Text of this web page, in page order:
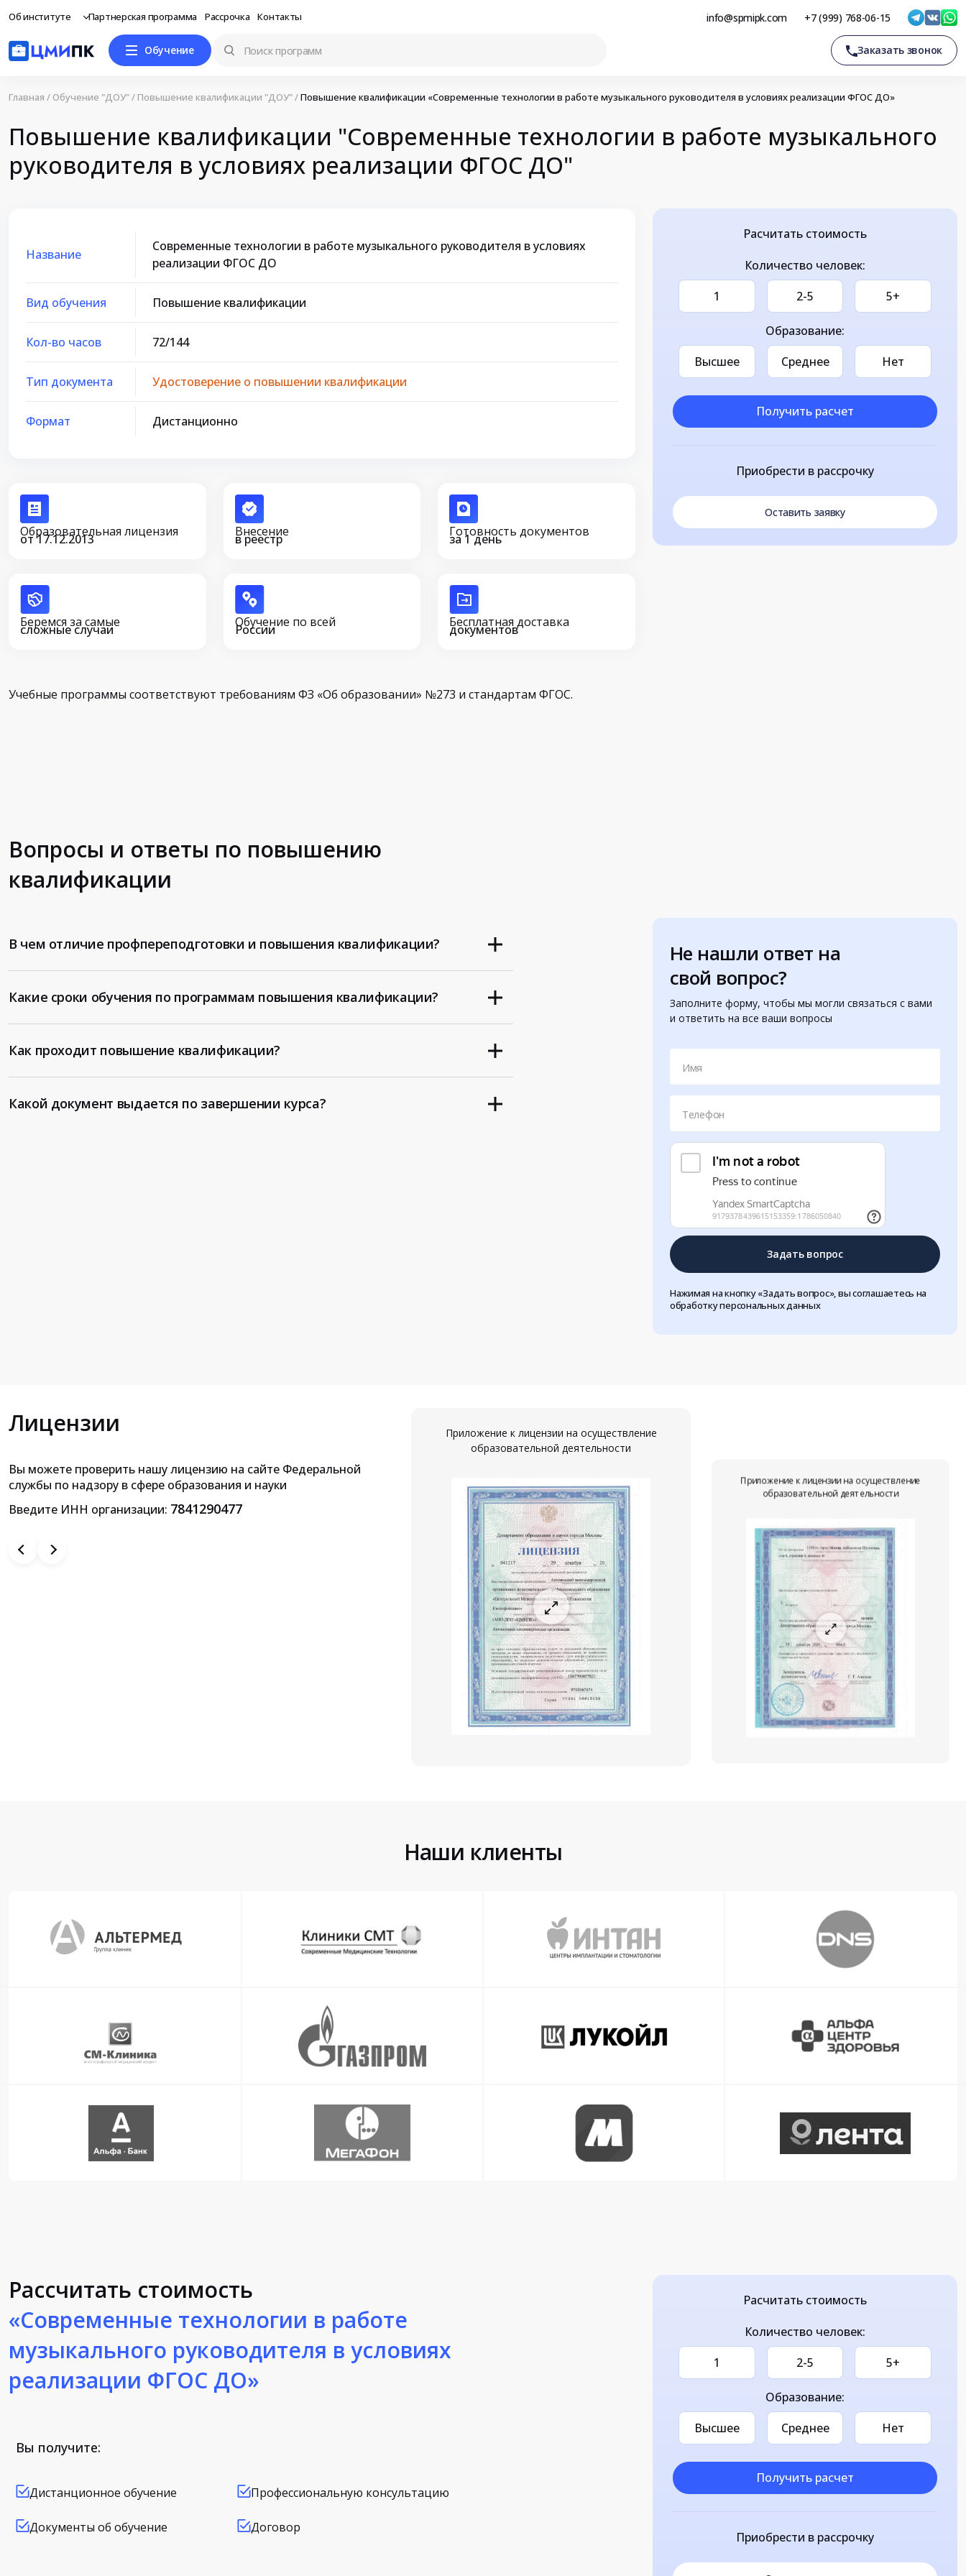
Об институте Партнерская программа Рассрочка Контакты info@spmipk.com +7 (999) 768-06-15
Обучение Заказать звонок
Главная / Обучение "ДОУ"/ Повышение квалификации "ДОУ"/Повышение квалификации «Современные технологии в работе музыкального руководителя в условиях реализации ФГОС ДО»
Повышение квалификации "Современные технологии в работе музыкального
руководителя в условиях реализации ФГОС ДО"
Название
Современные технологии в работе музыкального руководителя в условиях
реализации ФГОС ДО
Вид обучения Повышение квалификации
Кол-во часов 72/144
Тип документа Удостоверение о повышении квалификации
Формат Дистанционно
Образовательная лицензия
от 17.12.2013 Внесение
в реестр Готовность документов
за 1 день
Беремся за самые
сложные случаи Обучение по всей
России Бесплатная доставка
документов
Учебные программы соответствуют требованиям ФЗ «Об образовании» №273 и стандартам ФГОС.
Расчитать стоимость
Количество человек:
1
2-5 5+
Образование:
Высшее
Среднее Нет
Получить расчет
Приобрести в рассрочку
Оставить заявку
Вопросы и ответы по повышению
квалификации
Не нашли ответ на
свой вопрос?
Заполните форму, чтобы мы могли связаться с вами
и ответить на все ваши вопросы
Имя
Телефон
Задать вопрос
Нажимая на кнопку «Задать вопрос», вы соглашаетесь на
обработку персональных данных
В чем отличие профпереподготовки и повышения квалификации?
Какие сроки обучения по программам повышения квалификации?
Как проходит повышение квалификации?
Какой документ выдается по завершении курса?
Лицензии
Вы можете проверить нашу лицензию на сайте Федеральной
службы по надзору в сфере образования и науки
Введите ИНН организации: 7841290477
Приложение к лицензии на осуществление
образовательной деятельности
Приложение к лицензии на осуществление
образовательной деятельности
Приложение к лицензии на осуществление
образовательной деятельности
Наши клиенты
Рассчитать стоимость
«Современные технологии в работе
музыкального руководителя в условиях
реализации ФГОС ДО»
Вы получите:
Дистанционное обучение Профессиональную консультацию
Документы об обучение Договор
Расчитать стоимость
Количество человек:
1
2-5 5+
Образование:
Высшее
Среднее Нет
Получить расчет
Приобрести в рассрочку